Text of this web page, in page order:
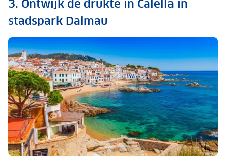
3. Ontwijk de drukte in Calella in
stadspark Dalmau